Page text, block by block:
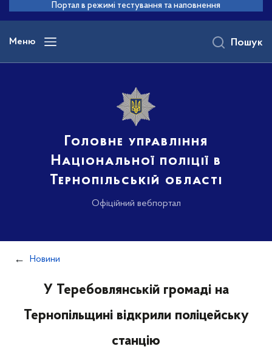
основного
вмісту
Портал в режимі тестування та наповнення
Меню
Головне управління
Національної поліції в
Тернопільській області
Офіційний вебпортал
Пошук
Новини
У Теребовлянській громаді на
Тернопільщині відкрили поліцейську
станцію